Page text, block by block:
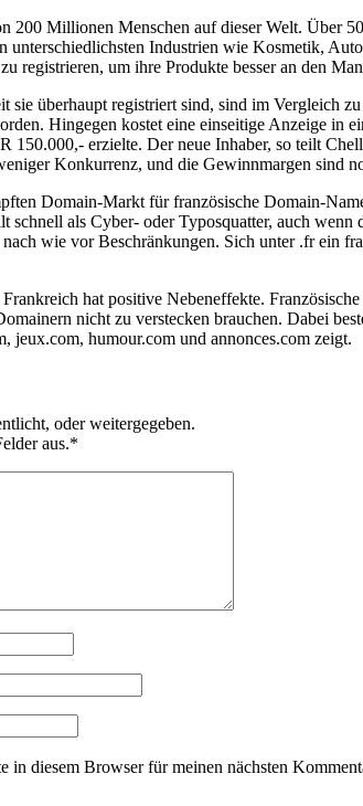
200 Millionen Menschen auf dieser Welt. Über
unterschiedlichsten Industrien wie Kosmetik,
registrieren, um ihre Produkte besser an den
sie überhaupt registriert sind, sind im Vergleich
Hingegen kostet eine einseitige Anzeige in
150.000,- erzielte. Der neue Inhaber, so teilt
Konkurrenz, und die Gewinnmargen sind
Domain-Markt für französische Domain-
als Cyber- oder Typosquatter, auch
wie vor Beschränkungen. Sich unter .fr ein
hat positive Nebeneffekte.
nicht zu verstecken brauchen. Dabei
jeux.com, humour.com und annonces.com zeigt.
oder weitergegeben.
aus.*
in diesem Browser für meinen nächsten